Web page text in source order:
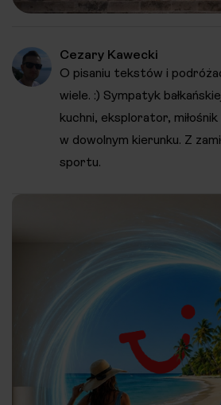
Cezary Kawecki
O pisaniu tekstów i
wiele. :) Sympatyk
kuchni, eksplorator,
w dowolnym kierunku. Z
sportu.